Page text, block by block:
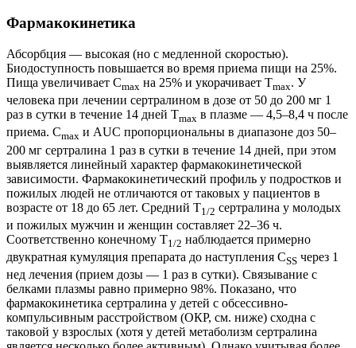
Фармакокинетика
Абсорбция — высокая (но с медленной скоростью).
Биодоступность повышается во время приема пищи на 25%.
Пища увеличивает Cmax на 25% и укорачивает Tmax. У
человека при лечении сертралином в дозе от 50 до 200 мг 1
раз в сутки в течение 14 дней Tmax в плазме — 4,5–8,4 ч после
приема. Cmax и AUC пропорциональны в диапазоне доз 50–
200 мг сертралина 1 раз в сутки в течение 14 дней, при этом
выявляется линейный характер фармакокинетической
зависимости. Фармакокинетический профиль у подростков и
пожилых людей не отличаются от таковых у пациентов в
возрасте от 18 до 65 лет. Средний T1/2 сертралина у молодых
и пожилых мужчин и женщин составляет 22–36 ч.
Соответственно конечному T1/2 наблюдается примерно
двукратная кумуляция препарата до наступления CSS через 1
нед лечения (прием дозы — 1 раз в сутки). Связывание с
белками плазмы равно примерно 98%. Показано, что
фармакокинетика сертралина у детей с обсессивно-
компульсивным расстройством (ОКР, см. ниже) сходна с
таковой у взрослых (хотя у детей метаболизм сертралина